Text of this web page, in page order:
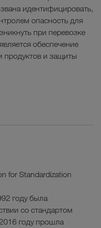
идентифицировать,
опасность для
при перевозке
обеспечение
продуктов и защиты
for Standardization
году была
со стандартом
году прошла